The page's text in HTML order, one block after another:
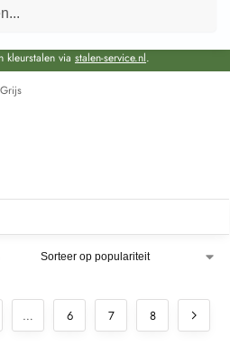
alle collecties momenteel een EXTRA
bovenop de reguliere levertijd.
kleurstalen via stalen-service.nl.
Grijs
… 6 7 8